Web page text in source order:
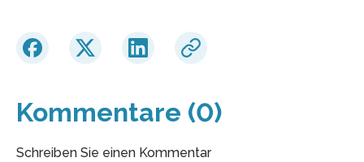
Kommentare (0)
Schreiben Sie einen Kommentar